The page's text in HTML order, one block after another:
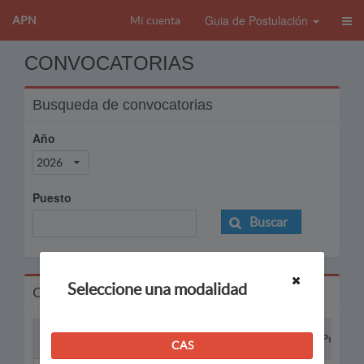
APN Mi cuenta Guia de Postulación
CONVOCATORIAS
Busqueda de convocatorias
Año
2026
Puesto
Buscar
Convocatorias
Puesto
Seleccione una modalidad
CAS